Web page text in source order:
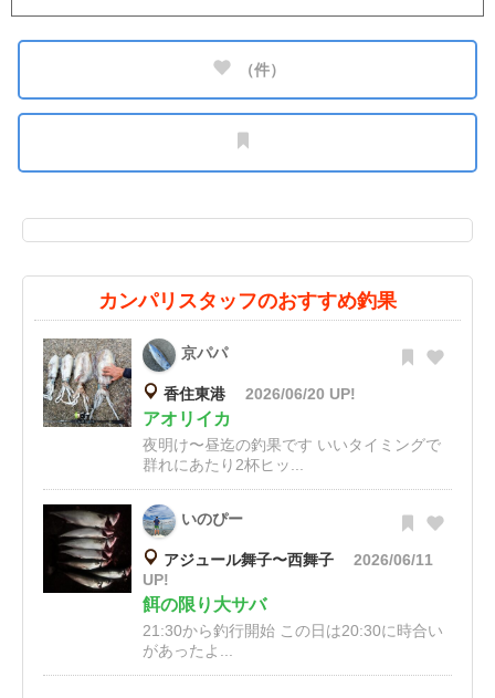
（件）
カンパリスタッフのおすすめ釣果
京パパ
香住東港 2026/06/20 UP!
アオリイカ
夜明け〜昼迄の釣果です いいタイミングで
群れにあたり2杯ヒッ...
いのぴー
アジュール舞子〜西舞子
2026/06/11
UP!
餌の限り大サバ
21:30から釣行開始 この日は20:30に時合い
があったよ...